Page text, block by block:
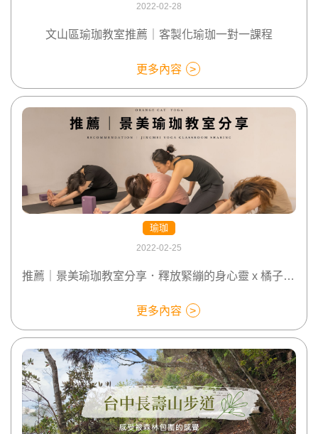
2022-02-28
文山區瑜珈教室推薦｜客製化瑜珈一對一課程
更多內容
瑜珈
2022-02-25
推薦｜景美瑜珈教室分享．釋放緊繃的身心靈 x 橘子貓瑜珈
更多內容